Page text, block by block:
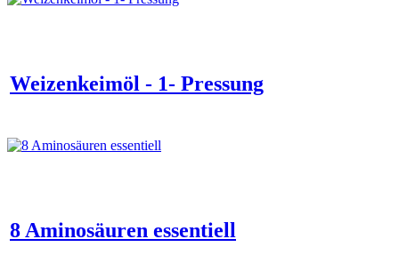
Weizenkeimöl - 1- Pressung
8 Aminosäuren essentiell